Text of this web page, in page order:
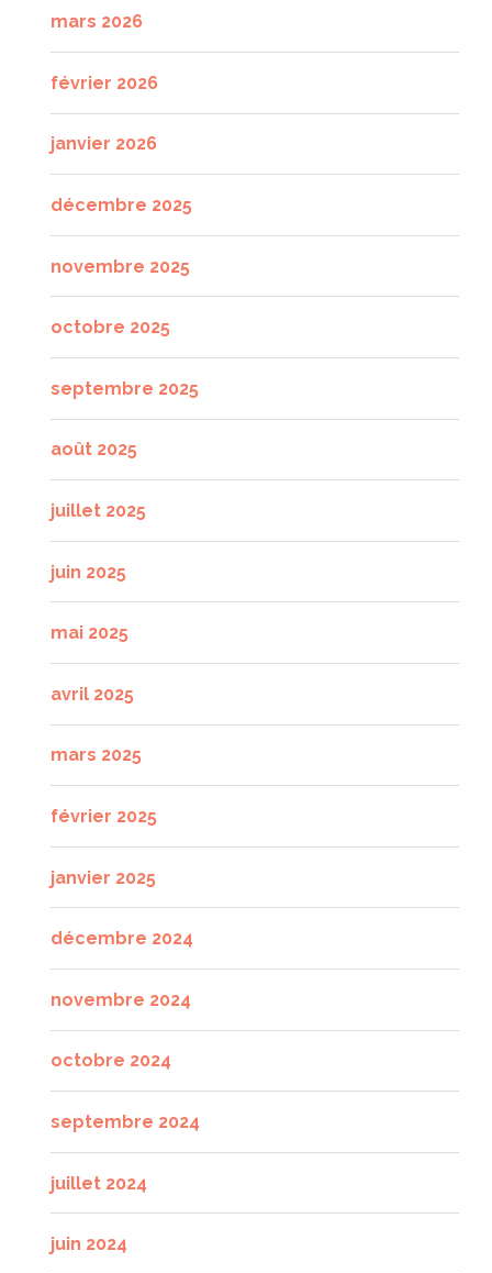
mars 2026
février 2026
janvier 2026
décembre 2025
novembre 2025
octobre 2025
septembre 2025
août 2025
juillet 2025
juin 2025
mai 2025
avril 2025
mars 2025
février 2025
janvier 2025
décembre 2024
novembre 2024
octobre 2024
septembre 2024
juillet 2024
juin 2024